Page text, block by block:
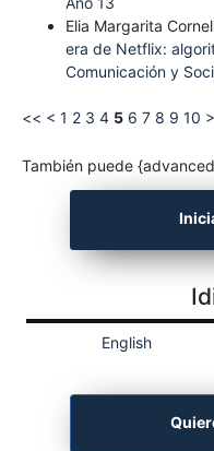
Elia Margarita
era de Netflix:
Comunicación y
<< < 1 2 3 4 5 6 7 8 9 10 >
También puede
English